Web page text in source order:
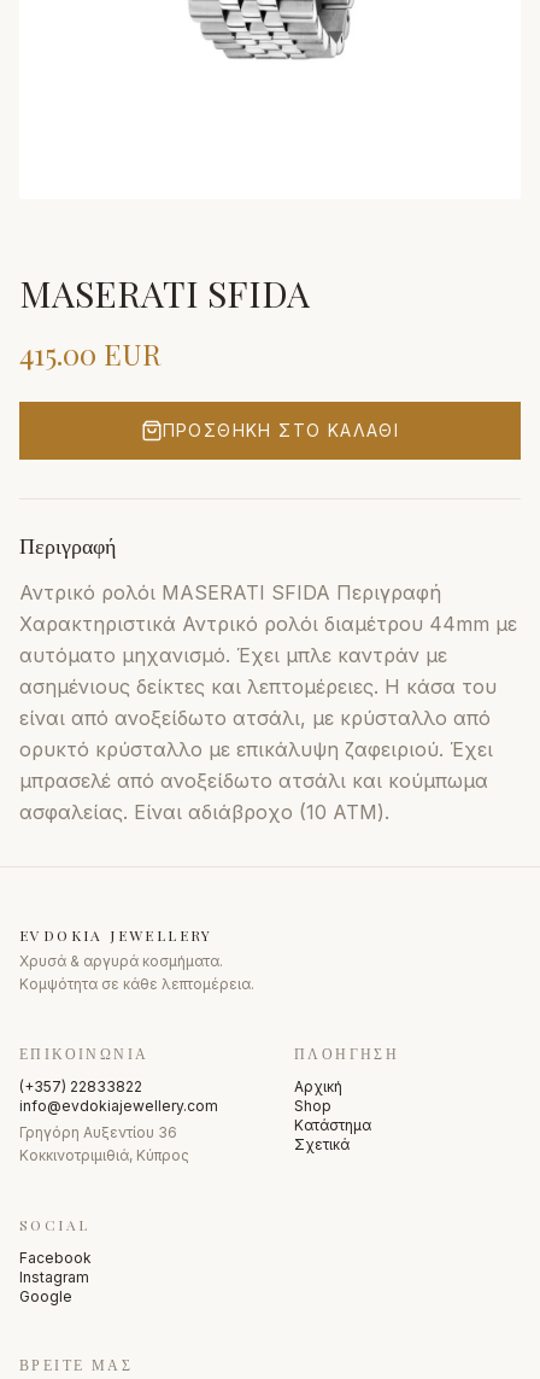
MASERATI SFIDA
415.00 EUR
ΠΡΟΣΘΉΚΗ ΣΤΟ ΚΑΛΆΘΙ
Περιγραφή
Αντρικό ρολόι MASERATI SFIDA Περιγραφή
Χαρακτηριστικά Αντρικό ρολόι διαμέτρου 44mm με
αυτόματο μηχανισμό. Έχει μπλε καντράν με
ασημένιους δείκτες και λεπτομέρειες. Η κάσα του
είναι από ανοξείδωτο ατσάλι, με κρύσταλλο από
ορυκτό κρύσταλλο με επικάλυψη ζαφειριού. Έχει
μπρασελέ από ανοξείδωτο ατσάλι και κούμπωμα
ασφαλείας. Είναι αδιάβροχο (10 ΑΤΜ).
EVDOKIA JEWELLERY
Χρυσά & αργυρά κοσμήματα.
Κομψότητα σε κάθε λεπτομέρεια.
ΕΠΙΚΟΙΝΩΝΊΑ
(+357) 22833822
info@evdokiajewellery.com
Γρηγόρη Αυξεντίου 36
Κοκκινοτριμιθιά, Κύπρος
ΠΛΟΉΓΗΣΗ
Αρχική
Shop
Κατάστημα
Σχετικά
SOCIAL
Facebook
Instagram
Google
ΒΡΕΊΤΕ ΜΑΣ